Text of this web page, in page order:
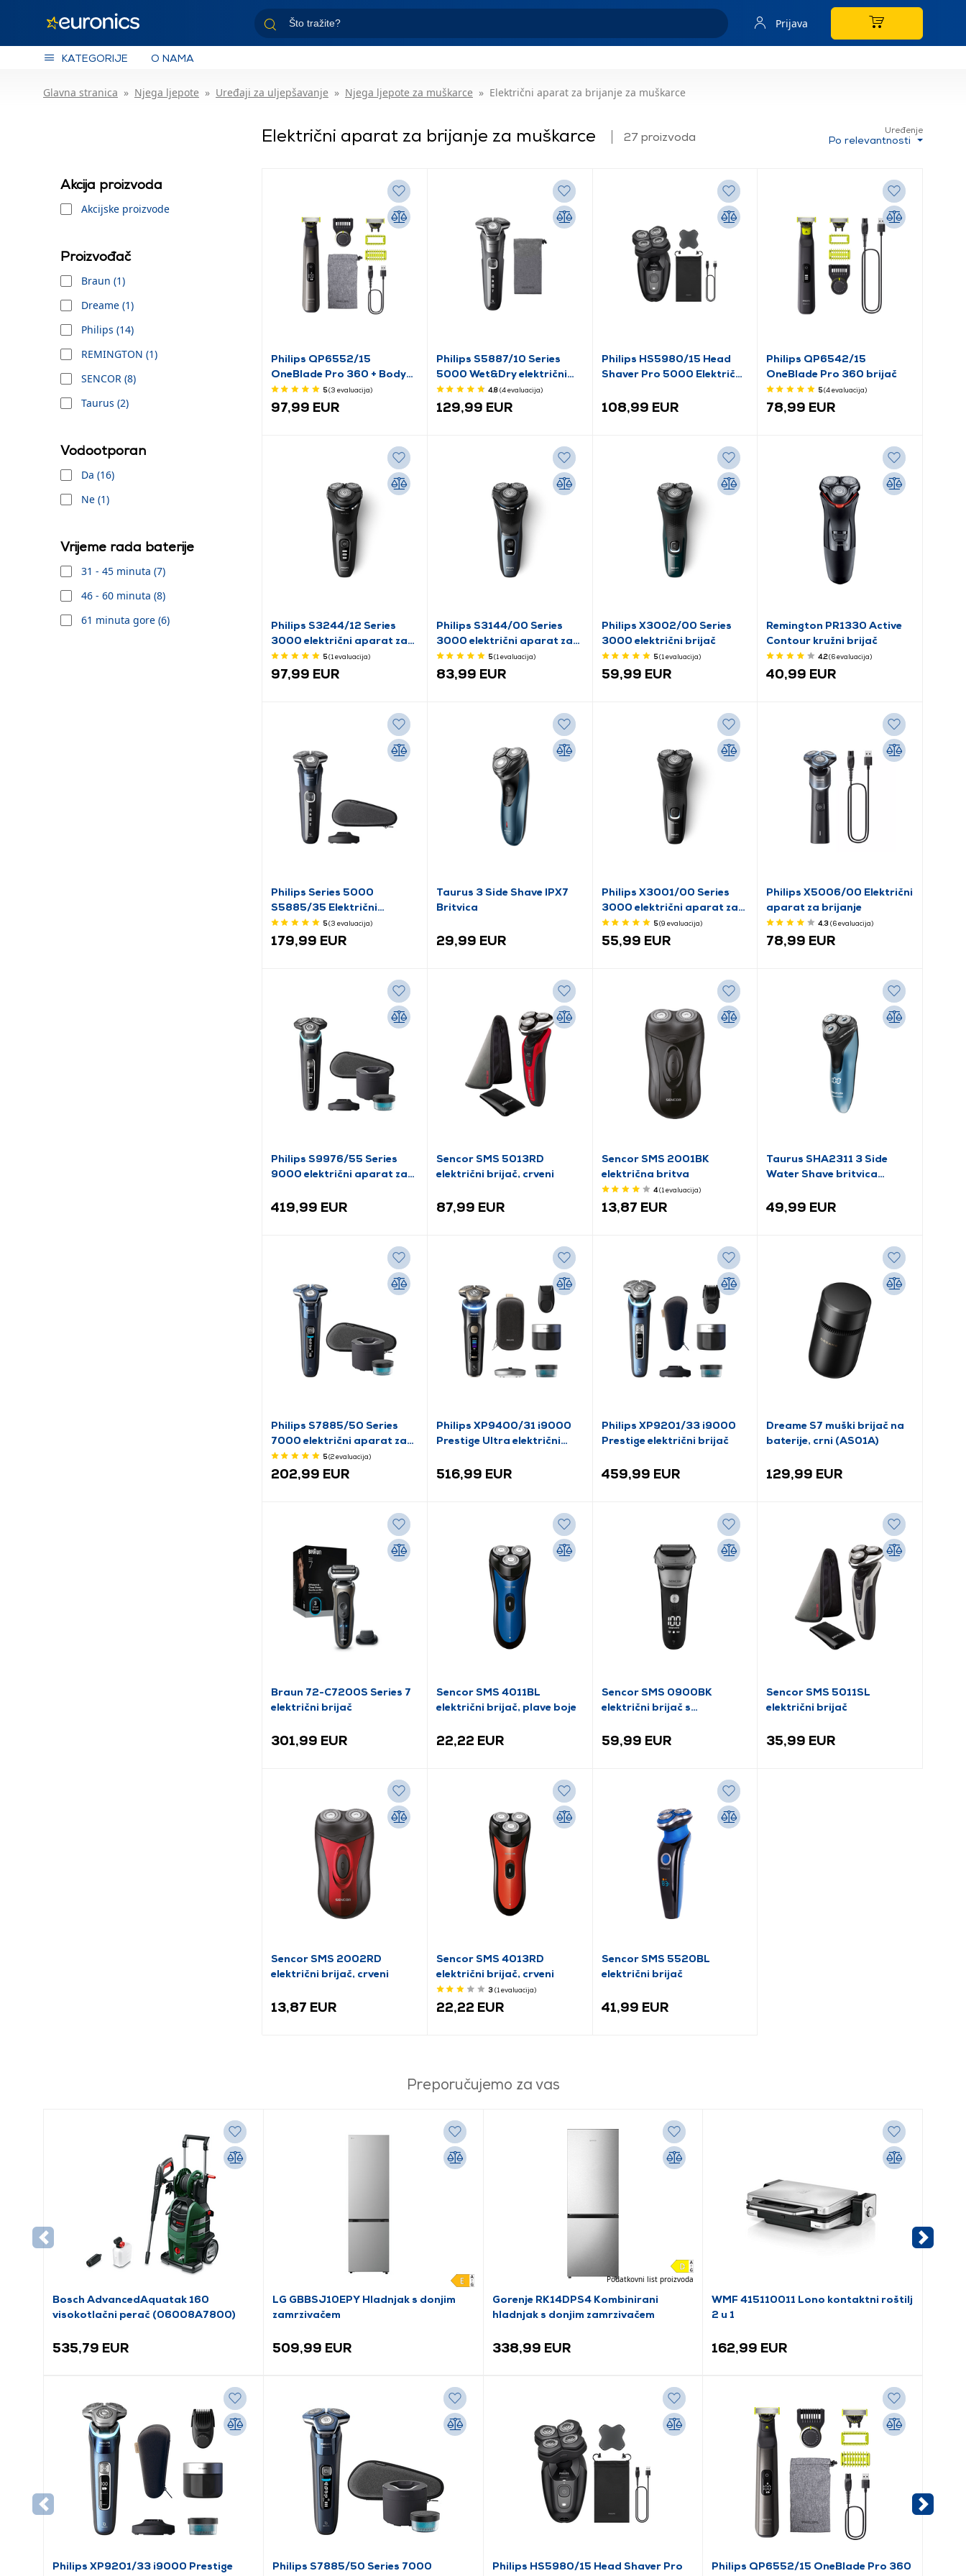
Prijava
KATEGORIJE O NAMA
Glavna stranica Njega ljepote Uređaji za uljepšavanje Njega ljepote za muškarce Električni aparat za brijanje za muškarce
Akcija proizvoda
Akcijske proizvode
Proizvođač
Braun (1)
Dreame (1)
Philips (14)
REMINGTON (1)
SENCOR (8)
Taurus (2)
Vodootporan
Da (16)
Ne (1)
Vrijeme rada baterije
31 - 45 minuta (7)
46 - 60 minuta (8)
61 minuta gore (6)
Električni aparat za brijanje za muškarce 27 proizvoda
Uređenje
Po relevantnosti
Philips QP6552/15
OneBlade Pro 360 + Body
Brijač
5(3 evaluacija)
97,99 EUR
Philips S5887/10 Series
5000 Wet&Dry električni
aparat za brijanje
4.8(4evaluacija)
129,99 EUR
Philips HS5980/15 Head
Shaver Pro 5000 Električni
108,99 EUR
Philips QP6542/15
OneBlade Pro 360 brijač
5(4evaluacija)
78,99 EUR
Philips S3244/12 Series
3000 električni aparat za
brijanje
5(1 evaluacija)
97,99 EUR
Philips S3144/00 Series
3000 električni aparat za
brijanje
5(1 evaluacija)
83,99 EUR
Philips X3002/00 Series
3000 električni brijač
5(1 evaluacija)
59,99 EUR
Remington PR1330 Active
Contour kružni brijač
4.2(6evaluacija)
40,99 EUR
Philips Series 5000
S5885/35 Električni
aparat za brijanje
5(3 evaluacija)
179,99 EUR
Taurus 3 Side Shave IPX7
Britvica
29,99 EUR
Philips X3001/00 Series
3000 električni aparat za
brijanje
5(9 evaluacija)
55,99 EUR
Philips X5006/00 Električni
aparat za brijanje
4.3(6evaluacija)
78,99 EUR
Philips S9976/55 Series
9000 električni aparat za
419,99 EUR
Sencor SMS 5013RD
električni brijač, crveni
87,99 EUR
Sencor SMS 2001BK
električna britva
4(1 evaluacija)
13,87 EUR
Taurus SHA2311 3 Side
Water Shave britvica
49,99 EUR
Philips S7885/50 Series
7000 električni aparat za
brijanje
5(2evaluacija)
202,99 EUR
Philips XP9400/31 i9000
Prestige Ultra električni
516,99 EUR
Philips XP9201/33 i9000
Prestige električni brijač
459,99 EUR
Dreame S7 muški brijač na
baterije, crni (AS01A)
129,99 EUR
Braun 72-C7200S Series 7
električni brijač
301,99 EUR
Sencor SMS 4011BL
električni brijač, plave boje
22,22 EUR
Sencor SMS 0900BK
električni brijač s
59,99 EUR
Sencor SMS 5011SL
električni brijač
35,99 EUR
Sencor SMS 2002RD
električni brijač, crveni
13,87 EUR
Sencor SMS 4013RD
električni brijač, crveni
3(1 evaluacija)
22,22 EUR
Sencor SMS 5520BL
električni brijač
41,99 EUR
Preporučujemo za vas
Bosch AdvancedAquatak 160
visokotlačni perač (06008A7800)
535,79 EUR
LG GBBSJ10EPY Hladnjak s donjim
zamrzivačem
509,99 EUR
Podatkovni list proizvoda
Gorenje RK14DPS4 Kombinirani
hladnjak s donjim zamrzivačem
338,99 EUR
WMF 415110011 Lono kontaktni roštilj
2 u 1
162,99 EUR
Philips XP9201/33 i9000 Prestige
Philips S7885/50 Series 7000
Philips HS5980/15 Head Shaver Pro
Philips QP6552/15 OneBlade Pro 360